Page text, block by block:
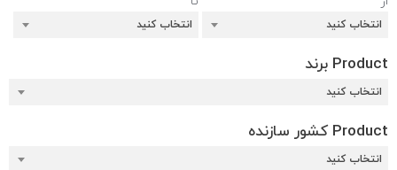
انتخاب کنید انتخاب کنید
Product برند
انتخاب کنید
Product کشور سازنده
انتخاب کنید